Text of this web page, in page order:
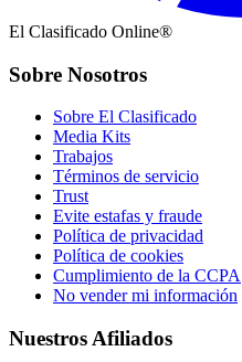
El Clasificado Online®
Sobre Nosotros
Sobre El Clasificado
Media Kits
Trabajos
Términos de servicio
Trust
Evite estafas y fraude
Política de privacidad
Política de cookies
Cumplimiento de la CCPA
No vender mi información
Nuestros Afiliados